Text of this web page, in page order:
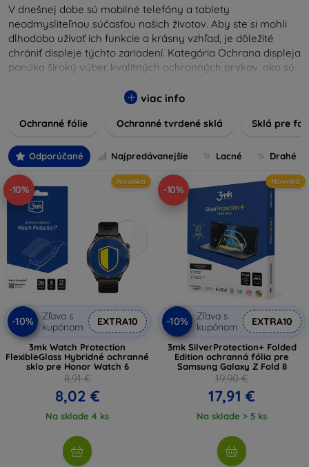
V dnešnej dobe sú mobilné telefóny a tablety
neodmysliteľnou súčasťou našich životov. Aby ste si mohli
dlhodobo užívať ich funkcie a krásny vzhľad, je dôležité
chrániť displeje týchto zariadení. Kategória Ochrana displeja
ponúka široký výber kvalitných ochranných prvkov, ako sú
bezpečnosť a predlžujú životnosť obrazoviek. Tvrdené sklá
zatiaľ čo fólie zabezpečujú ochranu proti drobným
Vyberte si tú správnu ochranu pre váš prístroj a chráňte
svoje investície pred každodennými nástrahami. Naša
ponuka zahŕňa produkty kompatibilné s rôznymi značkami
a modelmi, čím zaručujeme, že každý zákazník nájde
ideálnu ochranu pre svoje zariadenie.
viac info
Ochranné fólie Ochranné tvrdené sklá Sklá pre
Odporúčané Najpredávanejšie Lacné Drahé
-10%
Novinka
-10%
Zľava s
kupónom
EXTRA10
3mk Watch Protection
FlexibleGlass Hybridné ochranné
sklo pre Honor Watch 6
8,91 €
8,02 €
Na sklade 4 ks
-10%
Novinka
-10%
Zľava s
kupónom
EXTRA10
3mk SilverProtection+ Folded
Edition ochranná fólia pre
Samsung Galaxy Z Fold 8
19,90 €
17,91 €
Na sklade > 5 ks